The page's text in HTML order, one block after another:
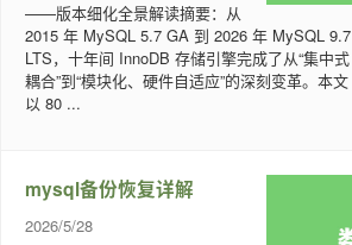
——版本细化全景解读摘要：从
2015 年 MySQL 5.7 GA 到 2026 年 MySQL 9.7
LTS，十年间 InnoDB 存储引擎完成了从“集中式
耦合”到“模块化、硬件自适应”的深刻变革。本文
以 80 ...
mysql备份恢复详解
2026/5/28